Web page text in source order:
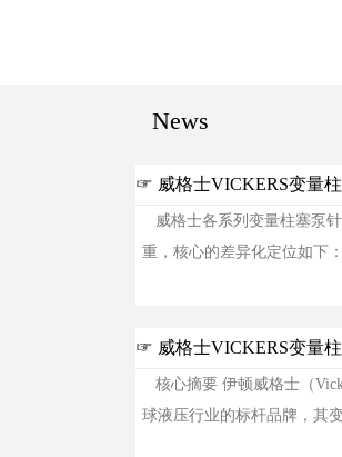
News
☞ 威格士VICKERS变量
威格士各系列变量柱塞泵
重，核心的差异化定位如下
☞ 威格士VICKERS变量
核心摘要 伊顿威格士（
球液压行业的标杆品牌，其